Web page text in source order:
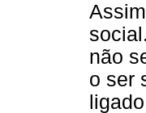
não
o ser